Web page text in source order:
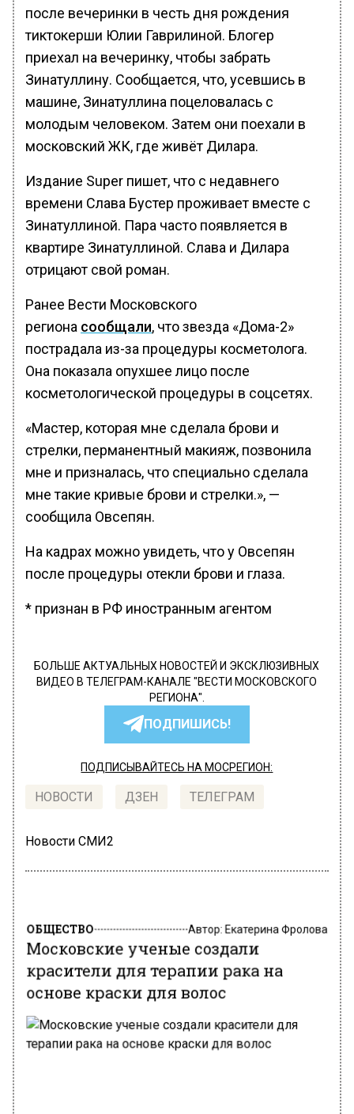
после вечеринки в честь дня рождения
тиктокерши Юлии Гаврилиной. Блогер
приехал на вечеринку, чтобы забрать
Зинатуллину. Сообщается, что, усевшись в
машине, Зинатуллина поцеловалась с
молодым человеком. Затем они поехали в
московский ЖК, где живёт Дилара.
Издание Super пишет, что с недавнего
времени Слава Бустер проживает вместе с
Зинатуллиной. Пара часто появляется в
квартире Зинатуллиной. Слава и Дилара
отрицают свой роман.
Ранее Вести Московского
региона сообщали, что звезда «Дома-2»
пострадала из-за процедуры косметолога.
Она показала опухшее лицо после
косметологической процедуры в соцсетях.
«Мастер, которая мне сделала брови и
стрелки, перманентный макияж, позвонила
мне и призналась, что специально сделала
мне такие кривые брови и стрелки.», —
сообщила Овсепян.
На кадрах можно увидеть, что у Овсепян
после процедуры отекли брови и глаза.
* признан в РФ иностранным агентом
БОЛЬШЕ АКТУАЛЬНЫХ НОВОСТЕЙ И ЭКСКЛЮЗИВНЫХ
ВИДЕО В ТЕЛЕГРАМ-КАНАЛЕ "ВЕСТИ МОСКОВСКОГО
РЕГИОНА".
ПОДПИШИСЬ!
ПОДПИСЫВАЙТЕСЬ НА МОСРЕГИОН:
НОВОСТИ ДЗЕН ТЕЛЕГРАМ
Новости СМИ2
ОБЩЕСТВО Автор: Екатерина Фролова
Московские ученые создали
красители для терапии рака на
основе краски для волос